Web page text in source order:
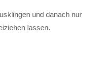
und danach nur
lassen.